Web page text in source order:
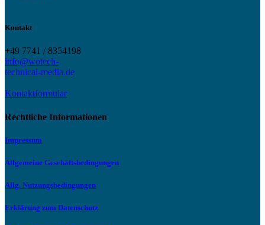
Kontakt
+49 7741 / 8354198
info@wotech-
technical-media.de
Kontaktformular
Rechtliche Informationen
Impressum
Allgemeine Geschäftsbedingungen
Allg. Nutzungsbedingungen
Erklärung zum Datenschutz